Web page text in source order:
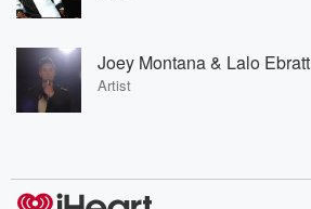
Joey Montana & Lalo Ebratt
Artist